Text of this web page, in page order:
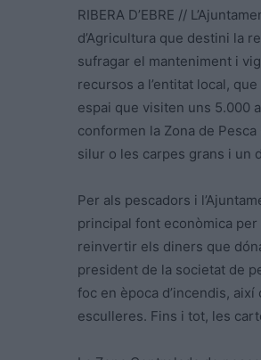
RIBERA D’EBRE //
d’Agricultura que destini la
sufragar el manteniment i
recursos a l’entitat local,
espai que visiten uns 5.000
conformen la Zona de
silur o les carpes grans i un
Per als pescadors i
principal font econòmica
reinvertir els diners que
president de la societat de
foc en època d’incendis,
esculleres. Fins i tot, les